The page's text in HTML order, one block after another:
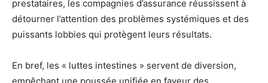
prestataires, les compagnies d’assurance réussissent à
détourner l’attention des problèmes systémiques et des
puissants lobbies qui protègent leurs résultats.
En bref, les « luttes intestines » servent de diversion,